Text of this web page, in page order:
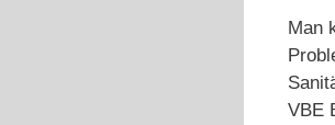
Man
VBE